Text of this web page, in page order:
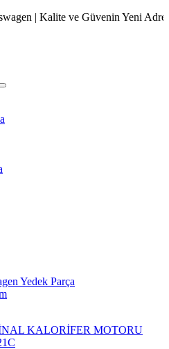
| Kalite ve Güvenin Yeni
Yedek Parça
KALORİFER MOTORU